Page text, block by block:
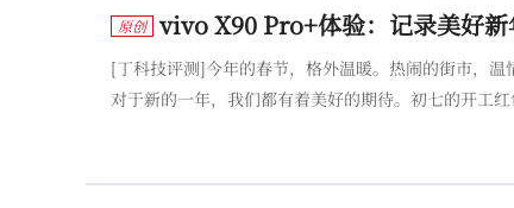
原创 vivo X90 Pro+体验：记录美好
[丁科技评测]今年的春节，格外温暖。热闹的街市，温情的拥抱
对于新的一年，我们都有着美好的期待。初七的开工